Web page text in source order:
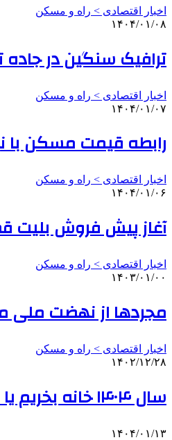
اخبار اقتصادی > راه و مسکن
۱۴۰۴/۰۱/۰۸
ترافیک سنگین در جاده
اخبار اقتصادی > راه و مسکن
۱۴۰۴/۰۱/۰۷
رابطه قیمت مسکن با نرخ
اخبار اقتصادی > راه و مسکن
۱۴۰۴/۰۱/۰۶
آغاز پیش فروش بلیت
اخبار اقتصادی > راه و مسکن
۱۴۰۳/۰۱/۰۰
مجردها از نهضت‌ ملی
اخبار اقتصادی > راه و مسکن
۱۴۰۲/۱۲/۲۸
سال ۱۴۰۴ خانه بخریم یا نخریم؟
۱۴۰۴/۰۱/۱۳